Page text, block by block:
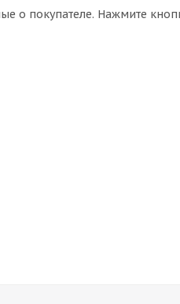
о покупателе. Нажмите